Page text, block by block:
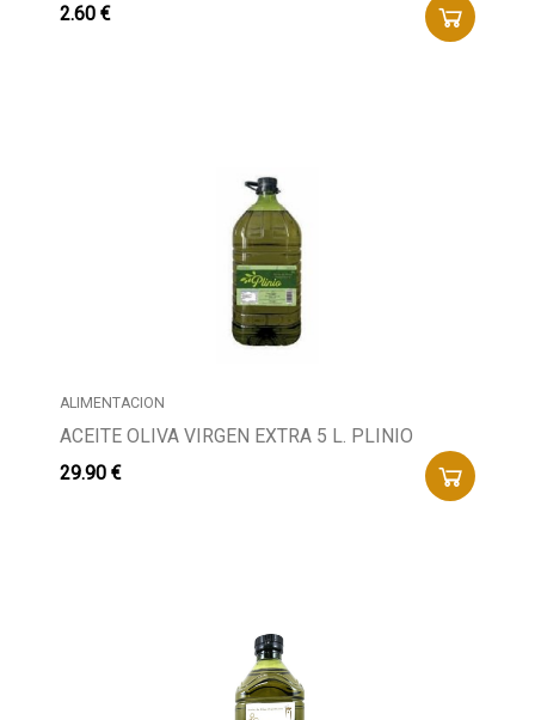
2.60 €
ALIMENTACION
ACEITE OLIVA VIRGEN EXTRA 5 L. PLINIO
29.90 €